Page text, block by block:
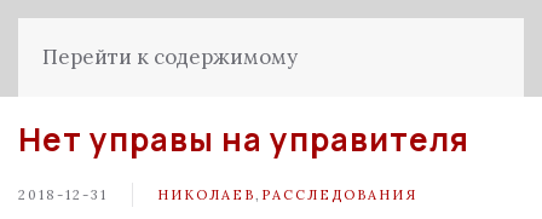
Перейти к содержимому
Нет управы на управителя
2018-12-31 НИКОЛАЕВ РАССЛЕДОВАНИЯ